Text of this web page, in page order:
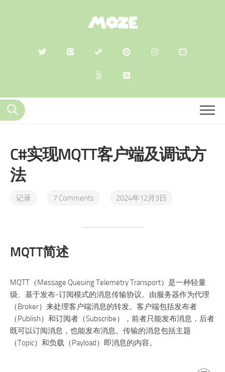
MOZE
C#实现MQTT客户端及调试方
法
记录 7 Comments 2024年12月3日
MQTT简述
MQTT（Message Queuing Telemetry Transport）是一种轻量
级、基于发布-订阅模式的消息传输协议。由服务器作为代理
（Broker）来处理客户端消息的转发。客户端包括发布者
（Publish）和订阅者（Subscribe），前者只能发布消息，后者
既可以订阅消息，也能发布消息。传输的消息包括主题
（Topic）和负载（Payload）即消息的内容。